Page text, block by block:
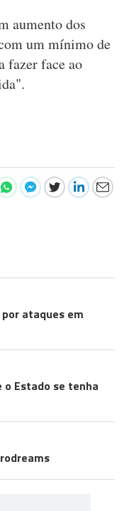
aumento dos
um mínimo de
fazer face ao
ataques em
Estado se tenha